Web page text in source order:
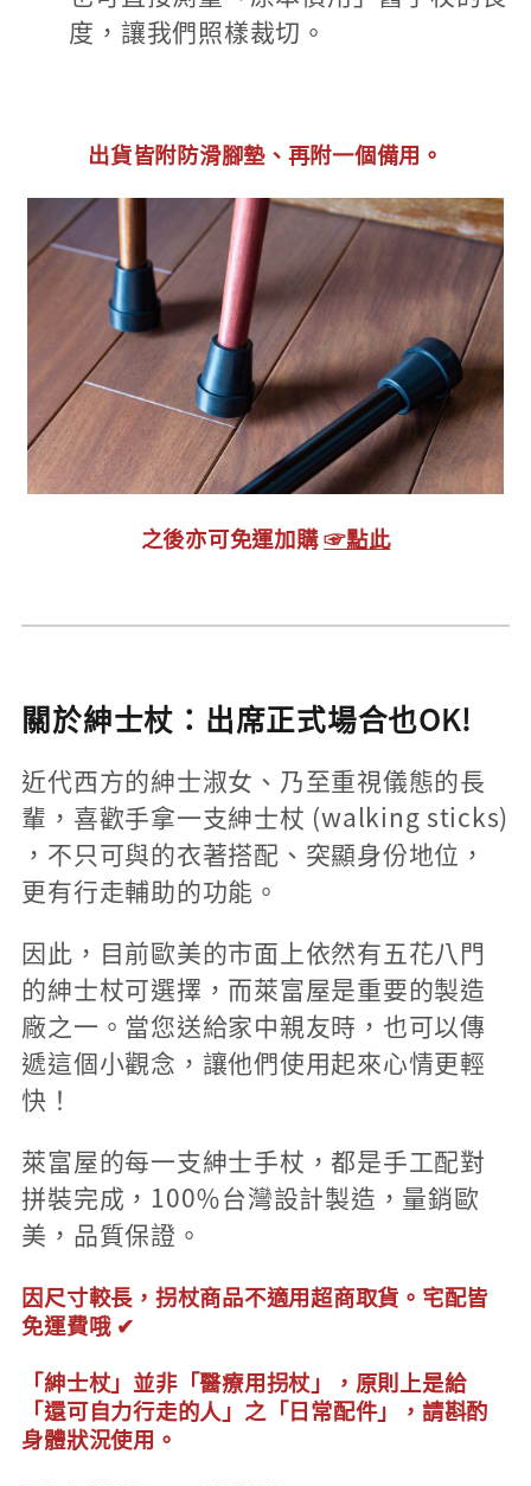
度，讓我們照樣裁切。
出貨皆附防滑腳墊、再附一個備用。
之後亦可免運加購☞點此
關於紳士杖：出席正式場合也OK!
近代西方的紳士淑女、乃至重視儀態的長
輩，喜歡手拿一支紳士杖 (walking sticks)
，不只可與的衣著搭配、突顯身份地位，
更有行走輔助的功能。
因此，目前歐美的市面上依然有五花八門
的紳士杖可選擇，而萊富屋是重要的製造
廠之一。當您送給家中親友時，也可以傳
遞這個小觀念，讓他們使用起來心情更輕
快！
萊富屋的每一支紳士手杖，都是手工配對
拼裝完成，100％台灣設計製造，量銷歐
美，品質保證。
因尺寸較長，拐杖商品不適用超商取貨。宅配皆
免運費哦 ✔
「紳士杖」並非「醫療用拐杖」，原則上是給
「還可自力行走的人」之「日常配件」，請斟酌
身體狀況使用。